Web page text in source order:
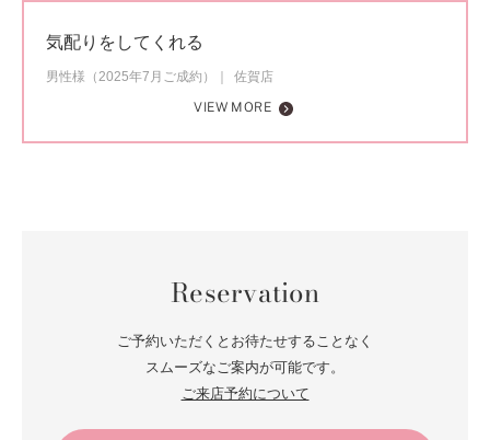
気配りをしてくれる
男性様（2025年7月ご成約）
佐賀店
VIEW MORE
Reservation
ご予約いただくとお待たせすることなく
スムーズなご案内が可能です。
ご来店予約について